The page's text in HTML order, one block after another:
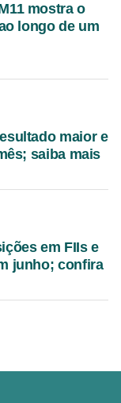
mostra o
longo de um
maior e
saiba mais
em FIIs e
junho; confira